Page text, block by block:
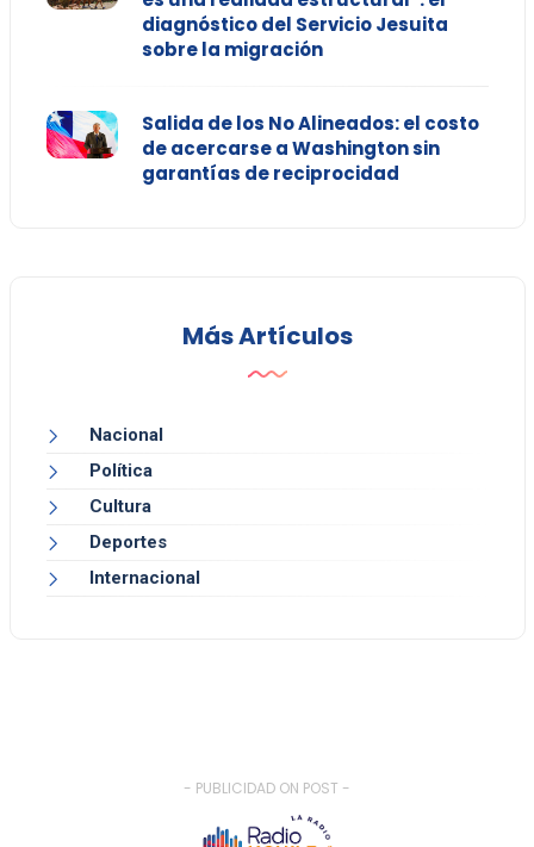
diagnóstico del Servicio Jesuita
sobre la migración
Salida de los No Alineados: el costo
de acercarse a Washington sin
garantías de reciprocidad
Más Artículos
Nacional
Política
Cultura
Deportes
Internacional
- PUBLICIDAD ON POST -